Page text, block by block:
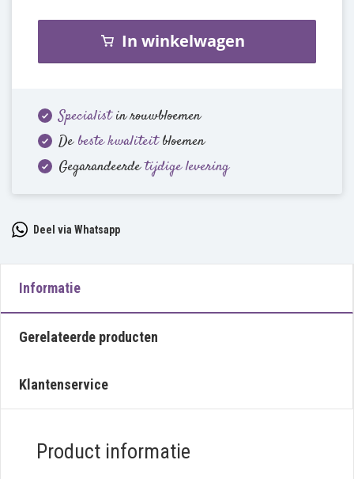
In winkelwagen
Specialistin rouwbloemen
Debeste kwaliteitbloemen
Gegarandeerdetijdige levering
Deel via Whatsapp
Informatie
Gerelateerde producten
Klantenservice
Product informatie